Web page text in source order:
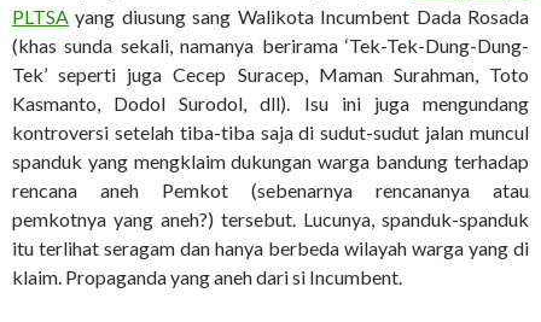
PLTSA yang diusung sang Walikota Incumbent Dada Rosada
(khas sunda sekali, namanya berirama ‘Tek-Tek-Dung-Dung-
Tek’ seperti juga Cecep Suracep, Maman Surahman, Toto
Kasmanto, Dodol Surodol, dll). Isu ini juga mengundang
kontroversi setelah tiba-tiba saja di sudut-sudut jalan muncul
spanduk yang mengklaim dukungan warga bandung terhadap
rencana aneh Pemkot (sebenarnya rencananya atau
pemkotnya yang aneh?) tersebut. Lucunya, spanduk-spanduk
itu terlihat seragam dan hanya berbeda wilayah warga yang di
klaim. Propaganda yang aneh dari si Incumbent.